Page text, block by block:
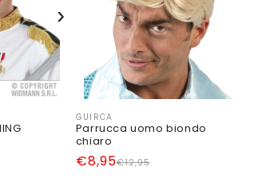
›
Produttore:
GUIRCA
Parrucca uomo biondo
chiaro
Prezzo€12,95
Prezzo
€8,95